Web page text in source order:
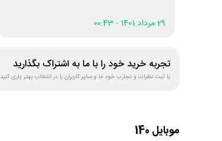
29 مرداد 1401 - 00:43
تجربه خرید خود را با ما به اشتراک بگذارید
با ثبت نظرات و تجارب خود ما و سایر کاربران را در انتخاب بهتر یاری کنید
موبایل 140